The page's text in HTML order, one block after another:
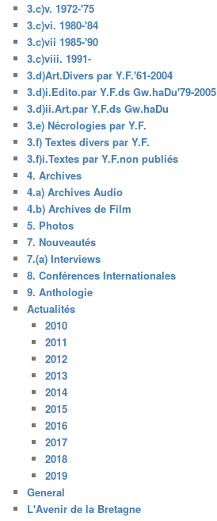
3.c)v. 1972-'75
3.c)vi. 1980-'84
3.c)vii 1985-'90
3.c)viii. 1991-
3.d)Art.Divers par Y.F.'61-2004
3.d)i.Edito.par Y.F.ds Gw.haDu'79-2005
3.d)ii.Art.par Y.F.ds Gw.haDu
3.e) Nécrologies par Y.F.
3.f) Textes divers par Y.F.
3.f)i.Textes par Y.F.non publiés
4. Archives
4.a) Archives Audio
4.b) Archives de Film
5. Photos
7. Nouveautés
7.(a) Interviews
8. Conférences Internationales
9. Anthologie
Actualités
2010
2011
2012
2013
2014
2015
2016
2017
2018
2019
General
L'Avenir de la Bretagne